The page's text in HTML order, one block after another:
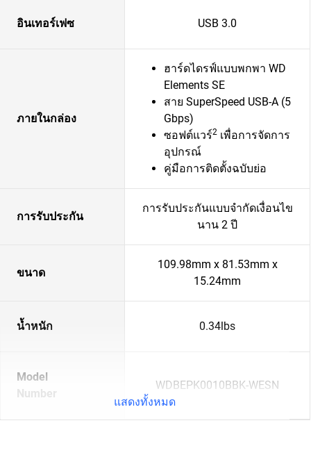
อินเทอร์เฟซ USB 3.0
ภายในกล่อง
ฮาร์ดไดรฟ์แบบพกพา WD
Elements SE
สาย SuperSpeed USB-A (5
Gbps)
ซอฟต์แวร์2 เพื่อการจัดการ
อุปกรณ์
คู่มือการติดตั้งฉบับย่อ
การรับประกัน
การรับประกันแบบจำกัดเงื่อนไข
นาน 2 ปี
ขนาด
109.98mm x 81.53mm x
15.24mm
น้ำหนัก 0.34lbs
Model
Number
WDBEPK0010BBK-WESN
แสดงทั้งหมด